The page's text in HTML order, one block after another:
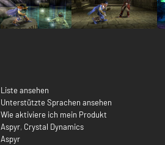
Liste ansehen
Unterstützte Sprachen ansehen
Wie aktiviere ich mein Produkt
Aspyr, Crystal Dynamics
Aspyr